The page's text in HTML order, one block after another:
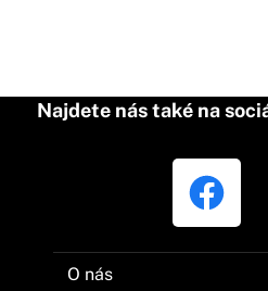
Najdete nás také na
O nás